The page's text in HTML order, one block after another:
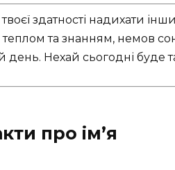
здатності надихати
та знанням, немов
Нехай сьогодні буде
про ім’я